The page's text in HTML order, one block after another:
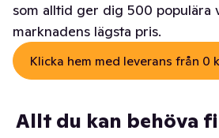
som alltid ger dig 500 populära
marknadens lägsta pris.
Klicka hem med leverans från 0
Allt du kan behöva